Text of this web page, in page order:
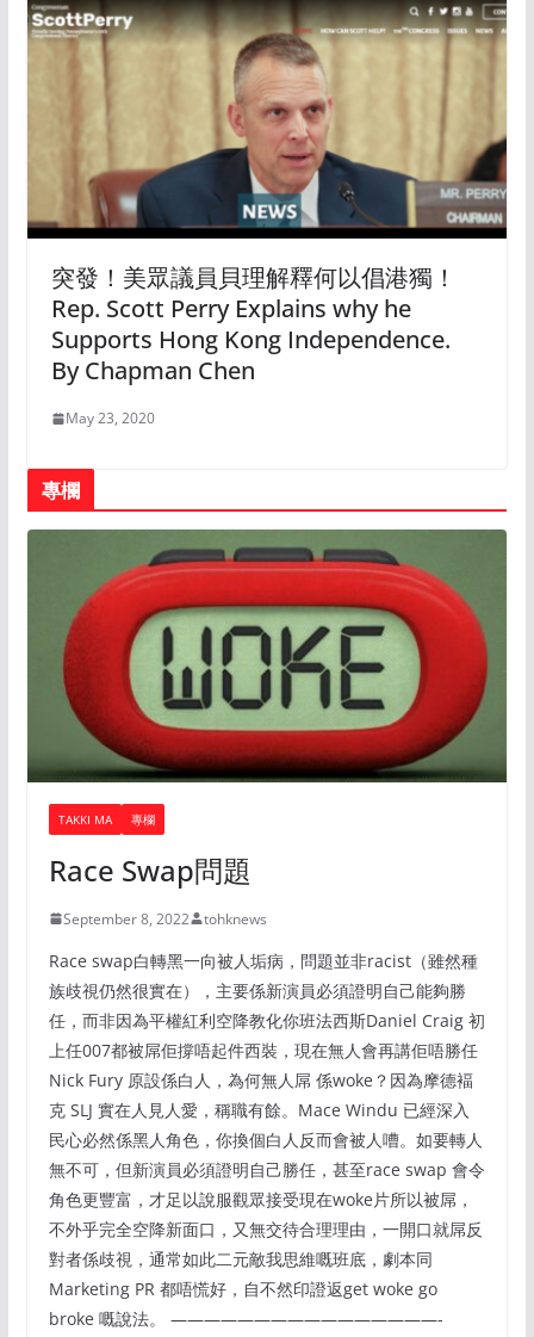
突發！美眾議員貝理解釋何以倡港獨！
Rep. Scott Perry Explains why he
Supports Hong Kong Independence.
By Chapman Chen
May 23, 2020
專欄
TAKKI MA 專欄
Race Swap問題
September 8, 2022 tohknews
Race swap白轉黑一向被人垢病，問題並非racist（雖然種
族歧視仍然很實在），主要係新演員必須證明自己能夠勝
任，而非因為平權紅利空降教化你班法西斯Daniel Craig 初
上任007都被屌佢撐唔起件西裝，現在無人會再講佢唔勝任
Nick Fury 原設係白人，為何無人屌 係woke？因為摩德褔
克 SLJ 實在人見人愛，稱職有餘。Mace Windu 已經深入
民心必然係黑人角色，你換個白人反而會被人嘈。如要轉人
無不可，但新演員必須證明自己勝任，甚至race swap 會令
角色更豐富，才足以說服觀眾接受現在woke片所以被屌，
不外乎完全空降新面口，又無交待合理理由，一開口就屌反
對者係歧視，通常如此二元敵我思維嘅班底，劇本同
Marketing PR 都唔慌好，自不然印證返get woke go
broke 嘅說法。 ————————————————-